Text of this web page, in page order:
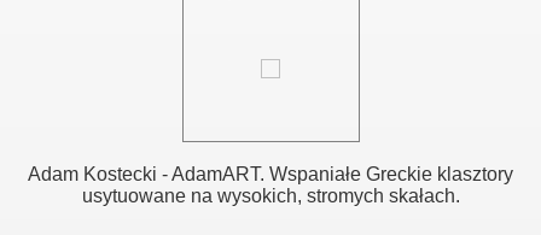
Adam Kostecki - AdamART. Wspaniałe Greckie klasztory
usytuowane na wysokich, stromych skałach.